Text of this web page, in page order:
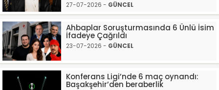
27-07-2026 - GÜNCEL
Ahbaplar Soruşturmasında 6 Ünlü İsim
İfadeye Çağrıldı
23-07-2026 - GÜNCEL
Konferans Ligi’nde 6 maç oynandı:
Başakşehir’den beraberlik